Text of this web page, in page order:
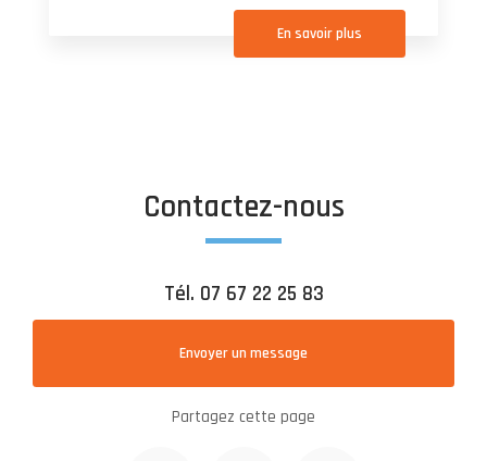
En savoir plus
Contactez-nous
Tél. 07 67 22 25 83
Envoyer un message
Partagez cette page